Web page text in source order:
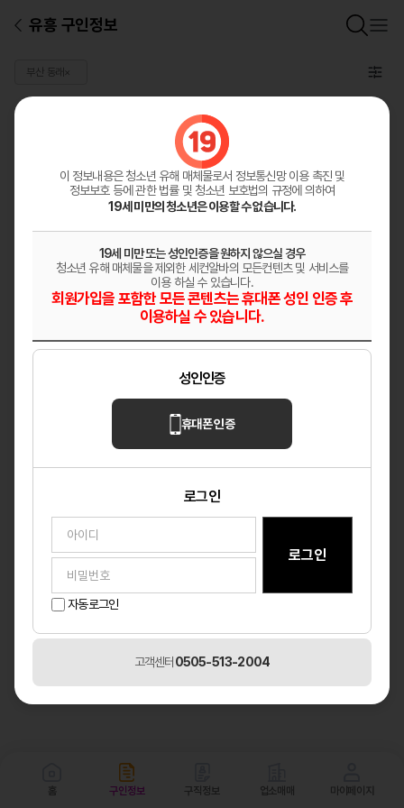
유흥 구인정보
부산 동래 ×
홈 구인정보 구직정보 업소매매 마이페이지
이 정보내용은 청소년 유해 매체물로서 정보통신망 이용 촉진 및
정보보호 등에 관한 법률 및 청소년 보호법의 규정에 의하여
19세 미만의 청소년은 이용할 수 없습니다.
19세 미만 또는 성인인증을 원하지 않으실 경우
청소년 유해 매체물을 제외한 세컨알바의 모든컨텐츠 및 서비스를
이용 하실 수 있습니다.
회원가입을 포함한 모든 콘텐츠는 휴대폰 성인 인증 후
이용하실 수 있습니다.
성인인증
휴대폰 인증
로그인
자동로그인
고객센터 0505-513-2004